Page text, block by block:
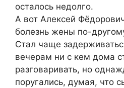
осталось недолго.
А вот Алексей
болезнь жены по-
Стал чаще
вечерам ни с кем дома
разговаривать, но
поругались, думая, что